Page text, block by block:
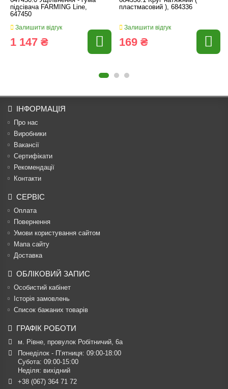
підсівача FARMING Line,
647450
Залишити відгук
1 147 ₴
пластмасовий ), 684336
Залишити відгук
169 ₴
ІНФОРМАЦІЯ
Про нас
Виробники
Вакансії
Сертифікати
Рекомендації
Контакти
СЕРВІС
Оплата
Повернення
Умови користування сайтом
Мапа сайту
Доставка
ОБЛІКОВИЙ ЗАПИС
Особистий кабінет
Історія замовлень
Список бажаних товарів
ГРАФІК РОБОТИ
м. Рівне, провулок Робітничий, 6а
Понеділок - П’ятниця: 09:00-18:00
Субота: 09:00-15:00
Неділя: вихідний
+38 (067) 364 71 72